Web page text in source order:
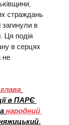
страждань
загинули в
Ця подія
в серцях
не
глава
в ПАРЄ
народний